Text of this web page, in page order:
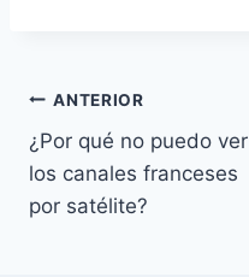
Navegación
de
entradas
ANTERIOR
¿Por qué no puedo ver
los canales franceses
por satélite?